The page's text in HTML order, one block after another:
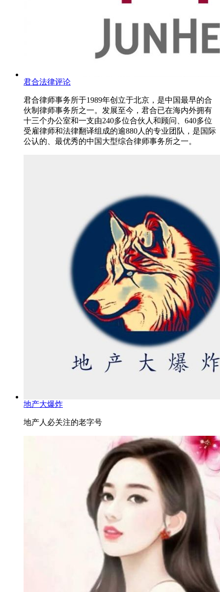
君合法律评论
君合律师事务所于1989年创立于北京，是中国最早的合
伙制律师事务所之一。发展至今，君合已在海内外拥有
十三个办公室和一支由240多位合伙人和顾问、640多位
受雇律师和法律翻译组成的逾880人的专业团队，是国际
公认的、最优秀的中国大型综合律师事务所之一。
地产大爆炸
地产人必关注的老字号